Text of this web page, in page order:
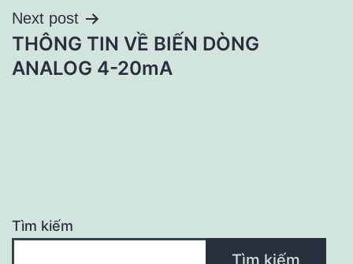
viết
Next post
THÔNG TIN VỀ BIẾN DÒNG
ANALOG 4-20mA
Tìm kiếm
Tìm kiếm